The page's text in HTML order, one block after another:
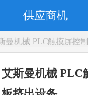
供应商机
曼机械 PLC触摸屏控
艾斯曼机械 PLC